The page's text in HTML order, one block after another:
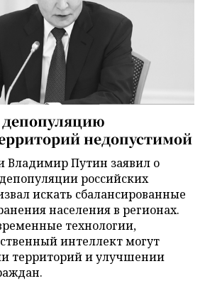
недопустимой
Владимир Путин заявил о
российских
искать сбалансированные
населения в регионах.
технологии,
интеллект могут
территорий и улучшении